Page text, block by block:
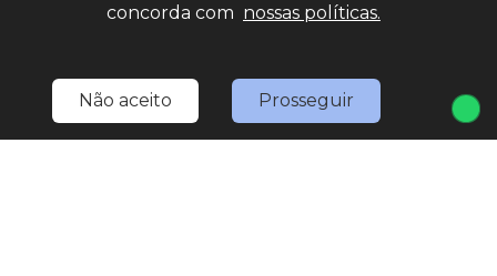
concorda com nossas políticas.
Não aceito Prosseguir